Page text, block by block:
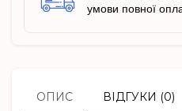
умови повної
ОПИС ВІДГУКИ (0)